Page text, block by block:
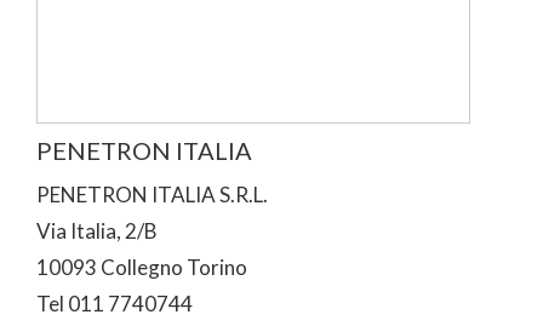
PENETRON ITALIA
PENETRON ITALIA S.R.L.
Via Italia, 2/B
10093 Collegno Torino
Tel 011 7740744